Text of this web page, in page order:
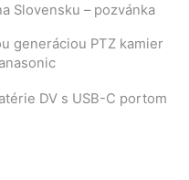
Slovensku – pozvánka
generáciou PTZ kamier
DV s USB-C portom